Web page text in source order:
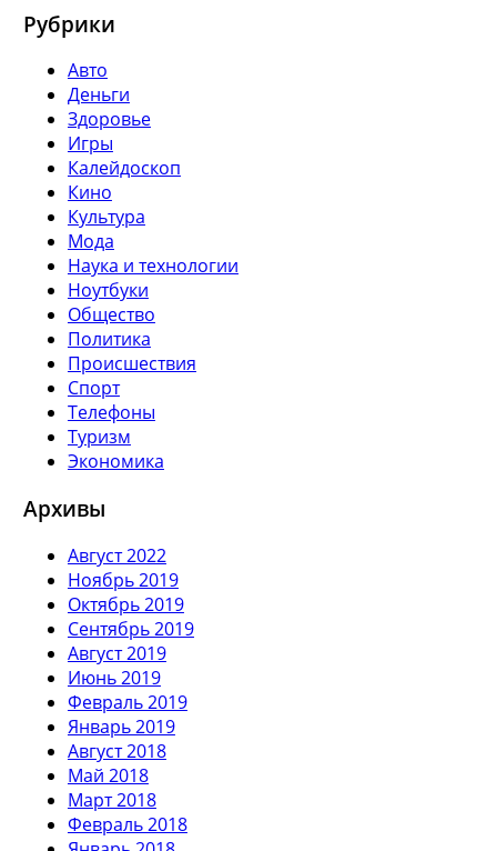
Рубрики
Авто
Деньги
Здоровье
Игры
Калейдоскоп
Кино
Культура
Мода
Наука и технологии
Ноутбуки
Общество
Политика
Происшествия
Спорт
Телефоны
Туризм
Экономика
Архивы
Август 2022
Ноябрь 2019
Октябрь 2019
Сентябрь 2019
Август 2019
Июнь 2019
Февраль 2019
Январь 2019
Август 2018
Май 2018
Март 2018
Февраль 2018